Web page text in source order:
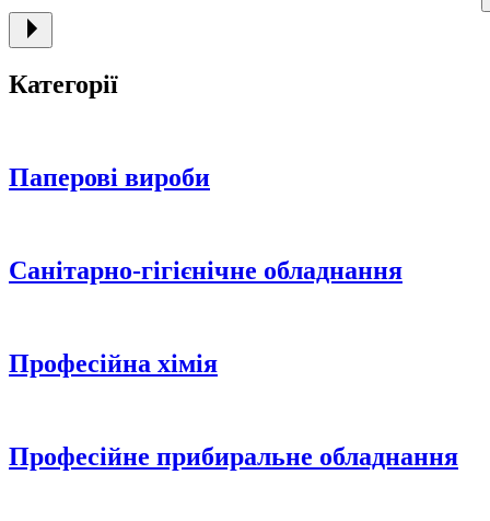
Категорії
Паперові вироби
Санітарно-гігієнічне обладнання
Професійна хімія
Професійне прибиральне обладнання